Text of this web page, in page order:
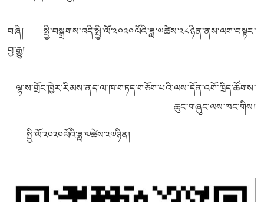
བཞི། སྤྱི་བསྒྲགས་འདི་སྤྱི་ལོ་༢༠༢༠ལོའི་ཟླ་༧ཚེས་༢༨ཉིན་ནས་ལག་བསྟར་
བྱ་རྒྱུ།
ལྷ་ས་གྲོང་ཁྱེར་རིམས་ནད་ལ་ཁ་གཏད་གཅོག་པའི་ལས་དོན་འགོ་ཁྲིད་ཚོགས་
ཆུང་གཞུང་ལས་ཁང་གིས།
སྤྱི་ལོ་༢༠༢༠ལོའི་ཟླ་༧ཚེས་༢༧ཉིན།